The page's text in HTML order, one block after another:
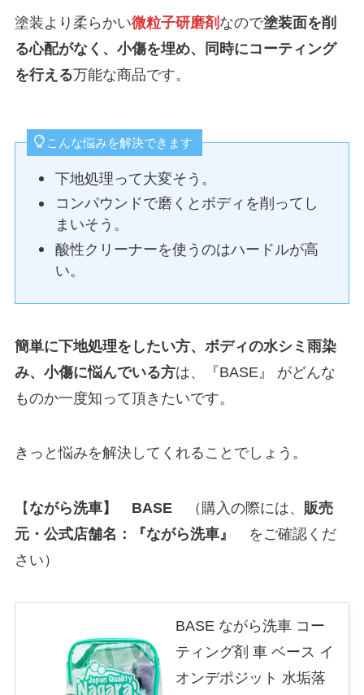
塗装より柔らかい微粒子研磨剤 なので塗装面を削
る心配がなく、小傷を埋め、同時にコーティング
を行える万能な商品です。
こんな悩みを解決できます
下地処理って大変そう。
コンパウンドで磨くとボディを削ってし
まいそう。
酸性クリーナーを使うのはハードルが高
い。
簡単に下地処理をしたい方、ボディの水シミ雨染
み、小傷に悩んでいる方は、『BASE』 がどんな
ものか一度知って頂きたいです。
きっと悩みを解決してくれることでしょう。
【ながら洗車】 BASE（購入の際には、 販売
元・公式店舗名：『ながら洗車』
をご確認くだ
さい）
BASE ながら洗車 コー
ティング剤 車 ベース イ
オンデポジット 水垢落